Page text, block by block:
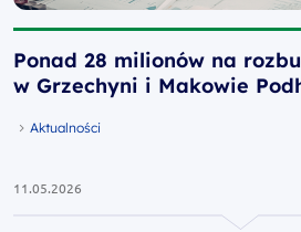
Ponad 28 milionów na
w Grzechyni i Makowie
Aktualności
11.05.2026